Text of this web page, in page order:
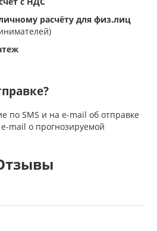
расчёту для физ.лиц
по SMS и на e-mail об отправке
mail о прогнозируемой